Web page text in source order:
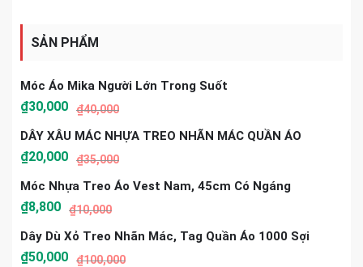
SẢN PHẨM
Móc Áo Mika Người Lớn Trong Suốt
₫40,000
₫30,000
DÂY XÂU MÁC NHỰA TREO NHÃN MÁC QUẦN ÁO
₫35,000
₫20,000
Móc Nhựa Treo Áo Vest Nam, 45cm Có Ngáng
₫10,000
₫8,800
Dây Dù Xỏ Treo Nhãn Mác, Tag Quần Áo 1000 Sợi
₫100,000
₫50,000